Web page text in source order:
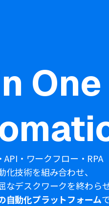
One
API・ワークフロー・RPA
技術を組み合わせ、
なデスクワークを終わら
自動化プラットフォーム